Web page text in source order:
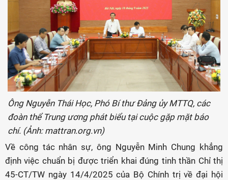
Ông Nguyễn Thái Học, Phó Bí thư Đảng ủy MTTQ, các
đoàn thể Trung ương phát biểu tại cuộc gặp mặt báo
chí. (Ảnh: mattran.org.vn)
Về công tác nhân sự, ông Nguyễn Minh Chung khẳng
định việc chuẩn bị được triển khai đúng tinh thần Chỉ thị
45-CT/TW ngày 14/4/2025 của Bộ Chính trị về đại hội